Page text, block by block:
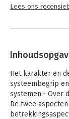
beschikbaar.
leraren, artsen,
Joop Willemse is
docent
en
Sociaaljuridische
Lees ons
Het karakter en
systeembegrip
systemen.- Over
De twee